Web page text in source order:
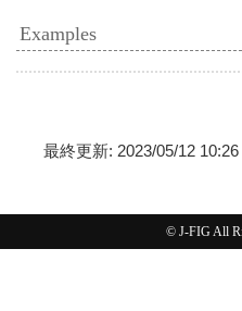
Examples
最終更新: 2023/05/12
© J-FIG All